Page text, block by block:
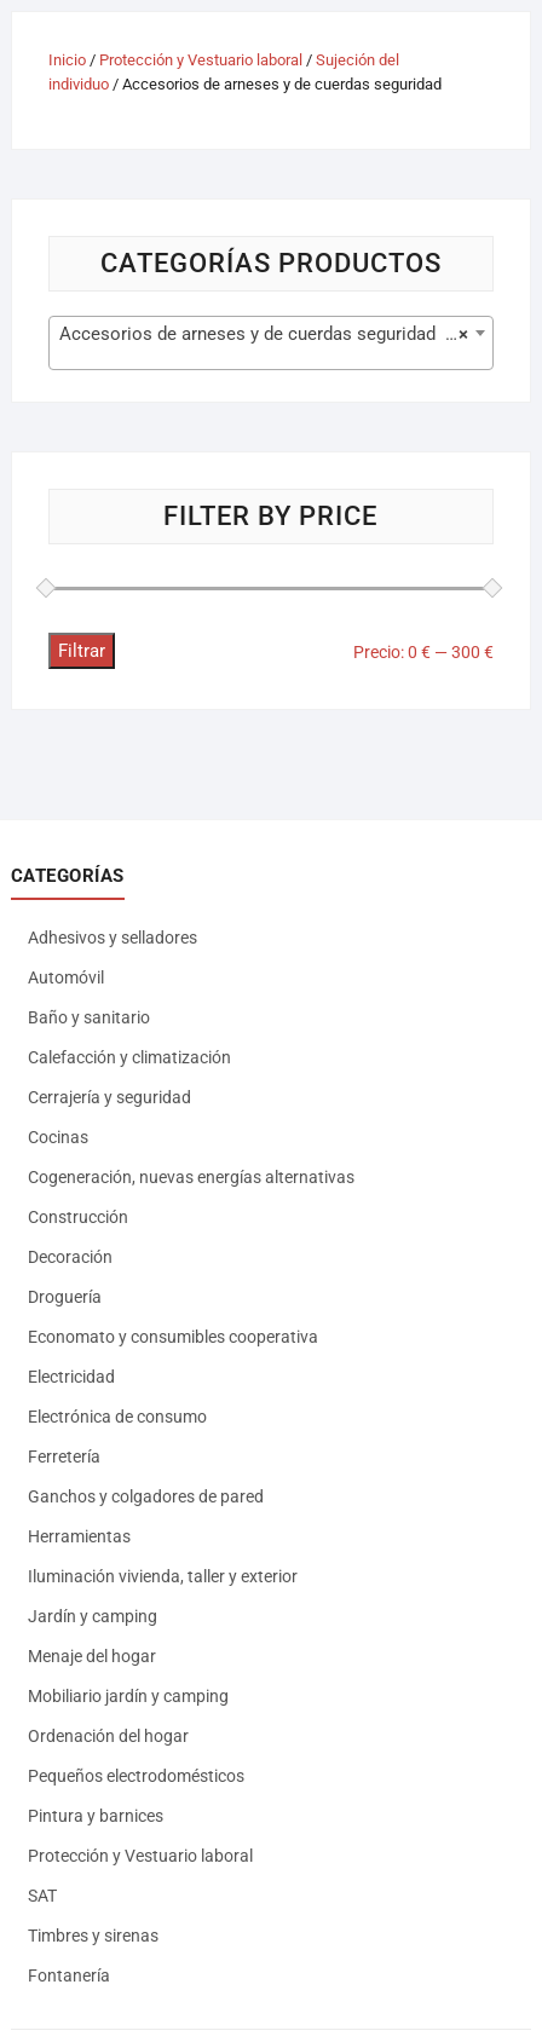
Inicio/ Protección y Vestuario laboral/ Sujeción del
individuo/ Accesorios de arneses y de cuerdas seguridad
CATEGORÍAS PRODUCTOS
×
Accesorios de arneses y de cuerdas seguridad (29)
FILTER BY PRICE
Filtrar Precio:0 € —300 €
CATEGORÍAS
Adhesivos y selladores
Automóvil
Baño y sanitario
Calefacción y climatización
Cerrajería y seguridad
Cocinas
Cogeneración, nuevas energías alternativas
Construcción
Decoración
Droguería
Economato y consumibles cooperativa
Electricidad
Electrónica de consumo
Ferretería
Ganchos y colgadores de pared
Herramientas
Iluminación vivienda, taller y exterior
Jardín y camping
Menaje del hogar
Mobiliario jardín y camping
Ordenación del hogar
Pequeños electrodomésticos
Pintura y barnices
Protección y Vestuario laboral
SAT
Timbres y sirenas
Fontanería